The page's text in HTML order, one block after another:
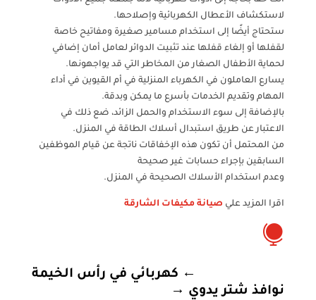
لاستكشاف الأعطال الكهربائية وإصلاحها.
ستحتاج أيضًا إلى استخدام مسامير صغيرة ومفاتيح خاصة
لقفلها أو إلغاء قفلها عند تثبيت الدوائر لعامل أمان إضافي
لحماية الأطفال الصغار من المخاطر التي قد يواجهونها.
يسارع العاملون في الكهرباء المنزلية في أم القيوين في أداء
المهام وتقديم الخدمات بأسرع ما يمكن وبدقة.
بالإضافة إلى سوء الاستخدام والحمل الزائد، ضع ذلك في
الاعتبار عن طريق استبدال أسلاك الطاقة في المنزل.
من المحتمل أن تكون هذه الإخفاقات ناتجة عن قيام الموظفين
السابقين بإجراء حسابات غير صحيحة
وعدم استخدام الأسلاك الصحيحة في المنزل.
اقرا المزيد علي صيانة مكيفات الشارقة

← كهربائي في رأس الخيمة
نوافذ شتر يدوي →